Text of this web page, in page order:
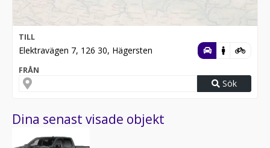
TILL
Elektravägen 7, 126 30, Hägersten
FRÅN
Sök
Dina senast visade objekt